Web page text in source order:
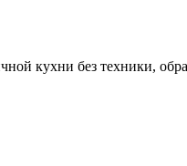
кухни без техники,